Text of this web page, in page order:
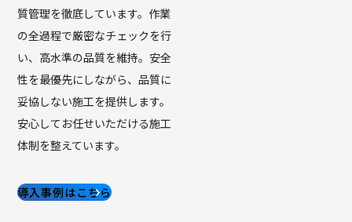
質管理を徹底しています。作業
の全過程で厳密なチェックを行
い、高水準の品質を維持。安全
性を最優先にしながら、品質に
妥協しない施工を提供します。
安心してお任せいただける施工
体制を整えています。
導入事例はこちら